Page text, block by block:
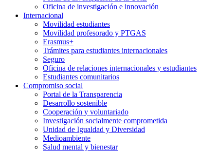
Oficina de investigación e innovación
Internacional
Movilidad estudiantes
Movilidad profesorado y PTGAS
Erasmus+
Trámites para estudiantes internacionales
Seguro
Oficina de relaciones internacionales y estudiantes
Estudiantes comunitarios
Compromiso social
Portal de la Transparencia
Desarrollo sostenible
Cooperación y voluntariado
Investigación socialmente comprometida
Unidad de Igualdad y Diversidad
Medioambiente
Salud mental y bienestar